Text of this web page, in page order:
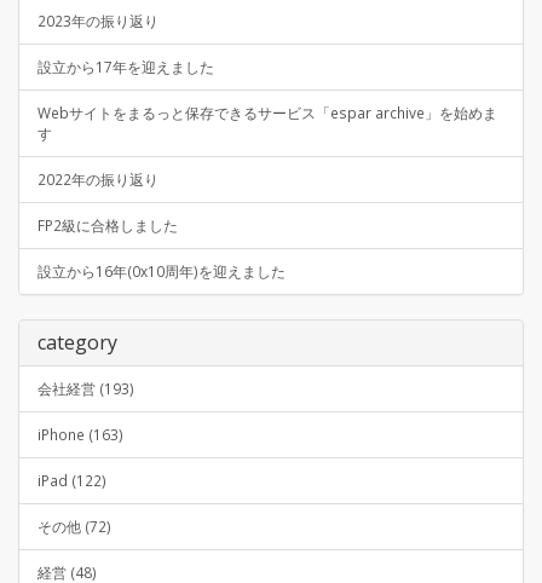
2023年の振り返り
設立から17年を迎えました
Webサイトをまるっと保存できるサービス「espar archive」を始めま
す
2022年の振り返り
FP2級に合格しました
設立から16年(0x10周年)を迎えました
category
会社経営 (193)
iPhone (163)
iPad (122)
その他 (72)
経営 (48)